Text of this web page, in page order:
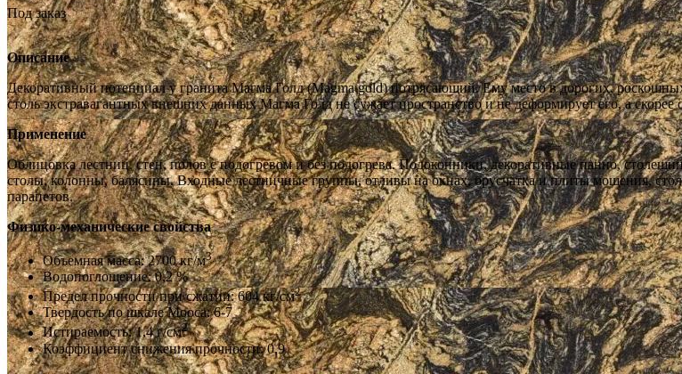
Под заказ
Описание
Декоративный потенциал у гранита Магма Голд (Magma gold) потрясающий. Ему место в дорогих,
столь экстравагантных внешних данных Магма Голд не сужает пространство и не деформирует его, а скорее
Применение
Облицовка лестниц, стен, полов с подогревом и без подогрева. Подоконники, декоративные панно,
столы, колонны, балясины. Входные лестничные группы, отливы на окнах, брусчатка и плиты мощения,
парапетов.
Физико-механические свойства
Объемная масса: 2700 кг/м3
Водопоглощение: 0,2 %
Предел прочности при сжатии: 604 кг/см2
Твердость по шкале Мооса: 6-7
Истираемость: 1,4 г/см2
Коэффициент снижения прочности: 0,9